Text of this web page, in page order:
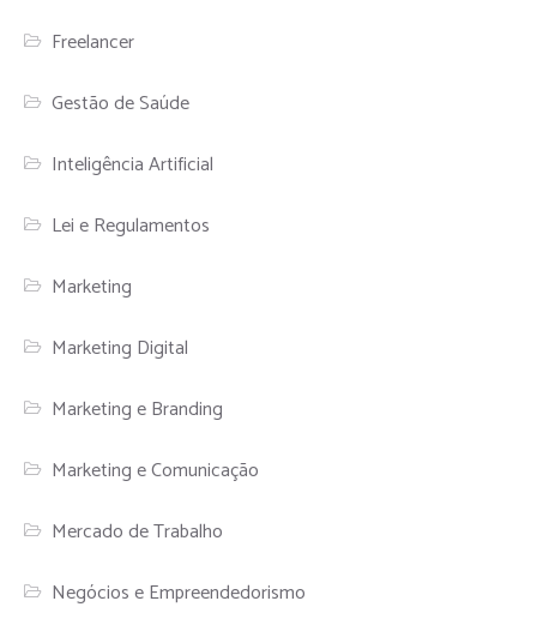
Freelancer
Gestão de Saúde
Inteligência Artificial
Lei e Regulamentos
Marketing
Marketing Digital
Marketing e Branding
Marketing e Comunicação
Mercado de Trabalho
Negócios e Empreendedorismo